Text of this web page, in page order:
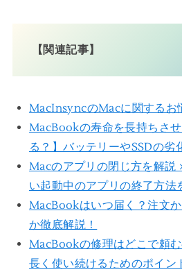
【関連記事】
MacInsyncのMacに関するお
MacBookの寿命を長持ちさ
る？】バッテリーやSSDの劣
Macのアプリの閉じ方を解説
い起動中のアプリの終了方法
MacBookはいつ届く？注文
か徹底解説！
MacBookの修理はどこで頼
長く使い続けるためのポイン